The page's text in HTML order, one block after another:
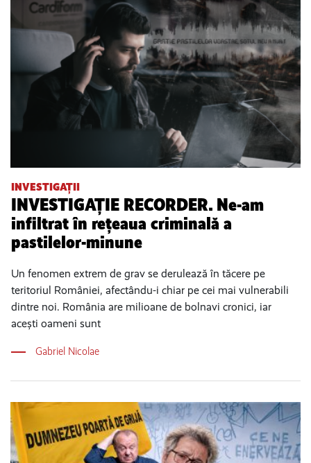
INVESTIGAȚII
INVESTIGAȚIE RECORDER. Ne-am
infiltrat în rețeaua criminală a
pastilelor-minune
Un fenomen extrem de grav se derulează în tăcere pe
teritoriul României, afectându-i chiar pe cei mai vulnerabili
dintre noi. România are milioane de bolnavi cronici, iar
acești oameni sunt
Gabriel Nicolae